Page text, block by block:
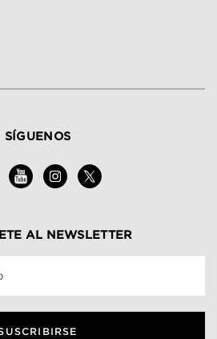
SÍGUENOS
AL NEWSLETTER